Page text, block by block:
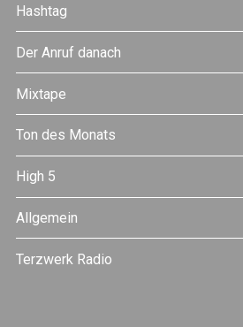
Hashtag
Der Anruf danach
Mixtape
Ton des Monats
High 5
Allgemein
Terzwerk Radio